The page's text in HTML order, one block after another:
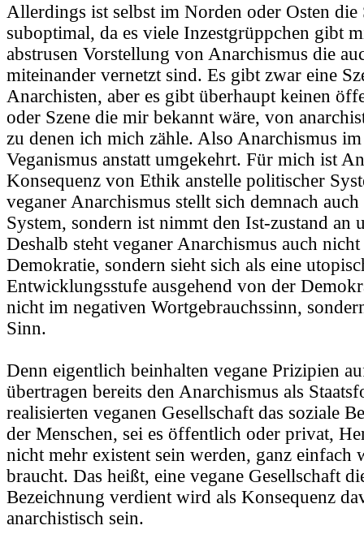
Allerdings ist selbst im Norden oder Osten die
suboptimal, da es viele Inzestgrüppchen gibt
abstrusen Vorstellung von Anarchismus die
miteinander vernetzt sind. Es gibt zwar eine
Anarchisten, aber es gibt überhaupt keinen
oder Szene die mir bekannt wäre, von
zu denen ich mich zähle. Also Anarchismus
Veganismus anstatt umgekehrt. Für mich ist
Konsequenz von Ethik anstelle politischer
veganer Anarchismus stellt sich demnach
System, sondern ist nimmt den Ist-zustand an
Deshalb steht veganer Anarchismus auch
Demokratie, sondern sieht sich als eine
Entwicklungsstufe ausgehend von der
nicht im negativen Wortgebrauchssinn,
Sinn.
Denn eigentlich beinhalten vegane Prizipien
übertragen bereits den Anarchismus als
realisierten veganen Gesellschaft das soziale
der Menschen, sei es öffentlich oder privat,
nicht mehr existent sein werden, ganz einfach
braucht. Das heißt, eine vegane Gesellschaft
Bezeichnung verdient wird als Konsequenz
anarchistisch sein.